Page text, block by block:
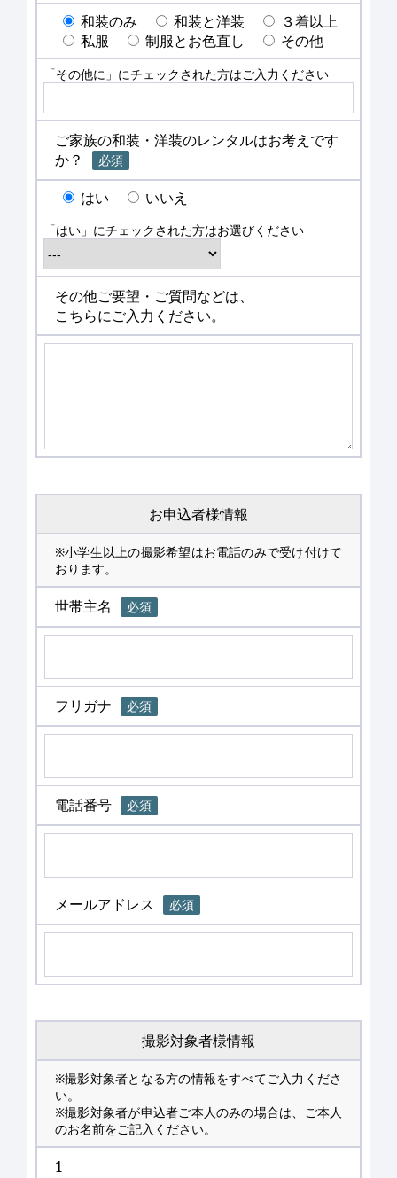
和装のみ
和装と洋装
３着以上
私服
制服とお色直し その他
「その他に」にチェックされた方はご入力ください
ご家族の和装・洋装のレンタルはお考えです
か？
必須
はい いいえ
「はい」にチェックされた方はお選びください
その他ご要望・ご質問などは、
こちらにご入力ください。
お申込者様情報
※小学生以上の撮影希望はお電話のみで受け付けて
おります。
世帯主名 必須
フリガナ 必須
電話番号 必須
メールアドレス 必須
撮影対象者様情報
※撮影対象者となる方の情報をすべてご入力くださ
い。
※撮影対象者が申込者ご本人のみの場合は、ご本人
のお名前をご記入ください。
1